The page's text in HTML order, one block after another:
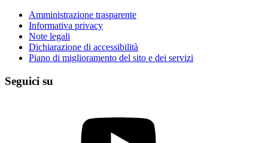
Amministrazione trasparente
Informativa privacy
Note legali
Dichiarazione di accessibilità
Piano di miglioramento del sito e dei servizi
Seguici su